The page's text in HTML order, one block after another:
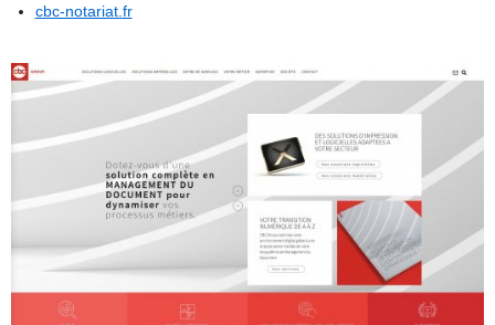
cbc-notariat.fr